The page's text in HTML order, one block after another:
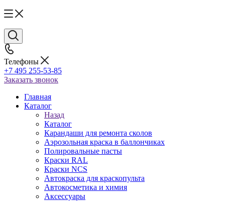
Телефоны
+7 495 255-53-85
Заказать звонок
Главная
Каталог
Назад
Каталог
Карандаши для ремонта сколов
Аэрозольная краска в баллончиках
Полировальные пасты
Краски RAL
Краски NCS
Автокраска для краскопульта
Автокосметика и химия
Аксессуары